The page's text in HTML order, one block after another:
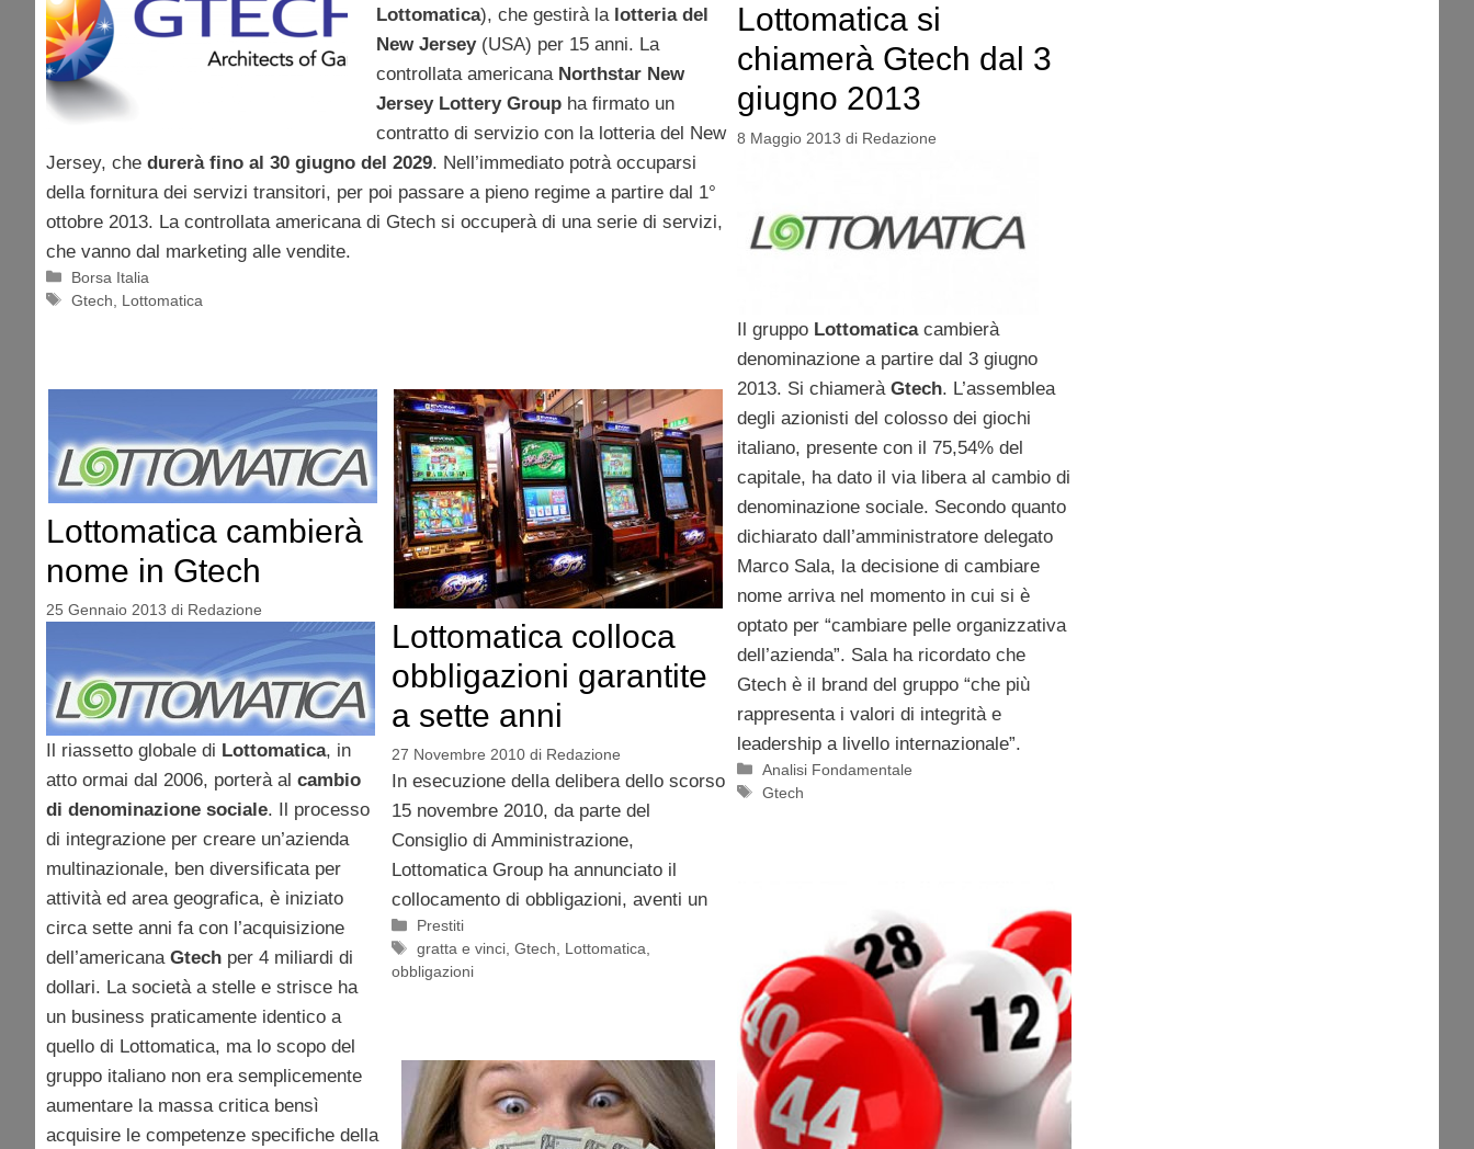
Lottomatica), che gestirà la lotteria del
New Jersey(USA) per 15 anni. La
controllata americana Northstar New
Jersey Lottery Groupha firmato un
contratto di servizio con la lotteria del New
Jersey, che durerà fino al 30 giugno del 2029. Nell’immediato potrà occuparsi
della fornitura dei servizi transitori, per poi passare a pieno regime a partire dal 1°
ottobre 2013. La controllata americana di Gtech si occuperà di una serie di servizi,
che vanno dal marketing alle vendite.
Categorie
Borsa Italia
Tag
Gtech Lottomatica
Lottomatica si
chiamerà Gtech dal 3
giugno 2013
8 Maggio 2013 di Redazione
Il gruppo Lottomaticacambierà
denominazione a partire dal 3 giugno
2013. Si chiamerà Gtech. L’assemblea
degli azionisti del colosso dei giochi
italiano, presente con il 75,54% del
capitale, ha dato il via libera al cambio di
denominazione sociale. Secondo quanto
dichiarato dall’amministratore delegato
Marco Sala, la decisione di cambiare
nome arriva nel momento in cui si è
optato per “cambiare pelle organizzativa
dell’azienda”. Sala ha ricordato che
Gtech è il brand del gruppo “che più
rappresenta i valori di integrità e
leadership a livello internazionale”.
Categorie
Analisi Fondamentale
Tag
Gtech
Lottomatica cambierà
nome in Gtech
25 Gennaio 2013 di Redazione
Il riassetto globale di Lottomatica, in
atto ormai dal 2006, porterà al cambio
di denominazione sociale. Il processo
di integrazione per creare un’azienda
multinazionale, ben diversificata per
attività ed area geografica, è iniziato
circa sette anni fa con l’acquisizione
dell’americana Gtech per 4 miliardi di
dollari. La società a stelle e strisce ha
un business praticamente identico a
quello di Lottomatica, ma lo scopo del
gruppo italiano non era semplicemente
aumentare la massa critica bensì
acquisire le competenze specifiche della
Lottomatica colloca
obbligazioni garantite
a sette anni
27 Novembre 2010 di Redazione
In esecuzione della delibera dello scorso
15 novembre 2010, da parte del
Consiglio di Amministrazione,
Lottomatica Group ha annunciato il
collocamento di obbligazioni, aventi un
Categorie
Prestiti
Tag
gratta e vinci ,Gtech Lottomatica
obbligazioni